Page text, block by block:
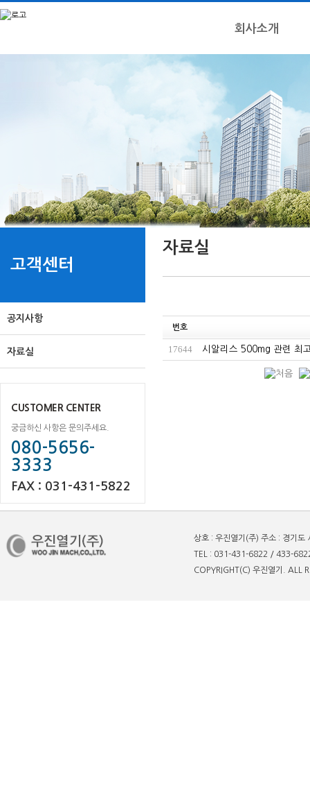
회사소개
고객센터
공지사항
자료실
CUSTOMER CENTER
궁금하신 사항은 문의주세요.
080-5656-
3333
FAX : 031-431-5822
자료실
번호
17644 시알리스 500mg 관련 최
상호 : 우진열기(주) 주소 : 경기
TEL : 031-431-6822 / 433-
COPYRIGHT(C) 우진열기. ALL